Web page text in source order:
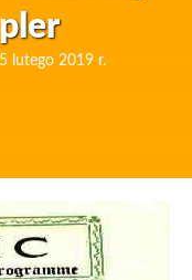
lutego 2019 r.